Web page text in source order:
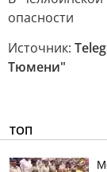
опасности
Источник:
Тюмени"
ТОП